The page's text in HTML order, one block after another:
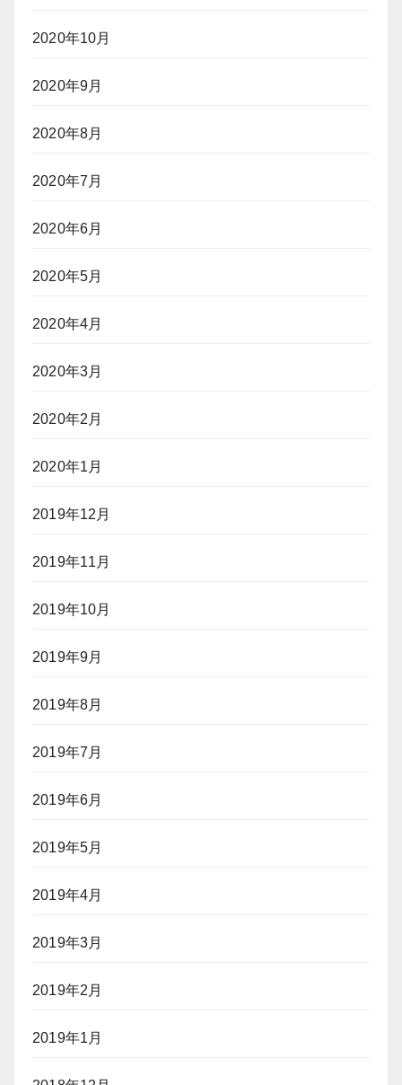
2020年10月
2020年9月
2020年8月
2020年7月
2020年6月
2020年5月
2020年4月
2020年3月
2020年2月
2020年1月
2019年12月
2019年11月
2019年10月
2019年9月
2019年8月
2019年7月
2019年6月
2019年5月
2019年4月
2019年3月
2019年2月
2019年1月